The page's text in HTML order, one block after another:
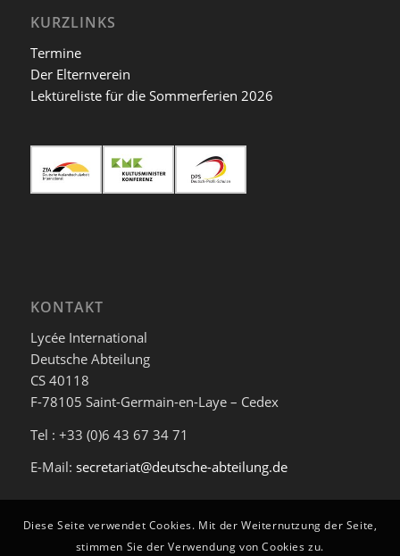
KURZLINKS
Termine
Der Elternverein
Lektüreliste für die Sommerferien 2026
KONTAKT
Lycée International
Deutsche Abteilung
CS 40118
F-78105 Saint-Germain-en-Laye – Cedex
Tel : +33 (0)6 43 67 34 71
E-Mail: secretariat@deutsche-abteilung.de
Diese Seite verwendet Cookies. Mit der Weiternutzung der Seite,
stimmen Sie der Verwendung von Cookies zu.